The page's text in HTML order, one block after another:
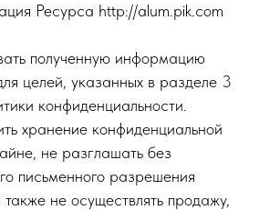
Ресурса http://alum.pik.com
полученную информацию
целей, указанных в разделе 3
конфиденциальности.
хранение конфиденциальной
не разглашать без
письменного разрешения
также не осуществлять продажу,